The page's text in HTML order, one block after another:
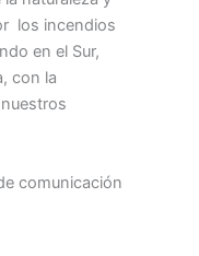
los incendios
en el Sur,
con la
comunicación